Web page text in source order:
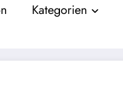
Kategorien